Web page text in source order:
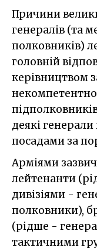
Причини
генералів (та
полковників)
головній
керівництвом
деякі
посадами за
Арміями
лейтенанти
дивізіями -
полковники),
(рідше -
тактичними